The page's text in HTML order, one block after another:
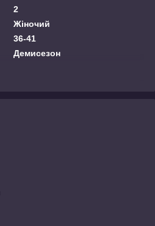
2
Жіночий
36-41
Демисезон